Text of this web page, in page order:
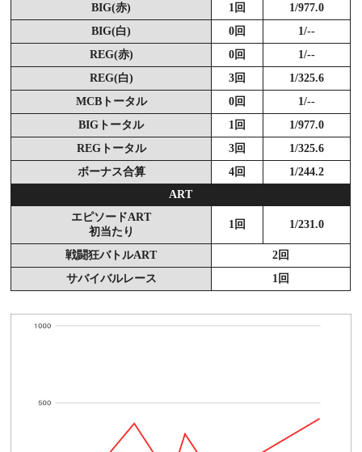
BIG(赤)
1回
1/977.0
BIG(白)
0回
1/--
REG(赤)
0回
1/--
REG(白)
3回
1/325.6
MCBトータル
0回
1/--
BIGトータル
1回
1/977.0
REGトータル
3回
1/325.6
ボーナス合算
4回
1/244.2
ART
エピソードART
初当たり
1回 1/231.0
戦闘狂バトルART
2回
サバイバルレース
1回